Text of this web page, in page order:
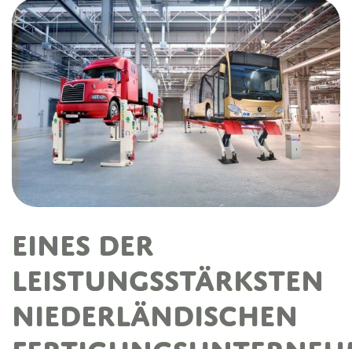
Eines der
leistungsstärksten
niederländischen